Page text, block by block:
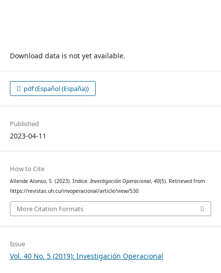
Download data is not yet available.
pdf (Español (España))
Published
2023-04-11
How to Cite
Allende Alonso, S. (2023). Indice. Investigación Operacional, 40(5). Retrieved from
https://revistas.uh.cu/invoperacional/article/view/530
More Citation Formats
Issue
Vol. 40 No. 5 (2019): Investigación Operacional